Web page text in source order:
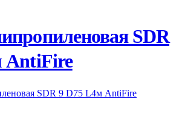
SDR
AntiFire